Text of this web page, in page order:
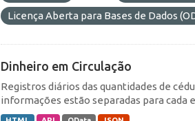
Licença Aberta para Bases de Dados
Dinheiro em Circulação
Registros diários das quantidades de
informações estão separadas para cada